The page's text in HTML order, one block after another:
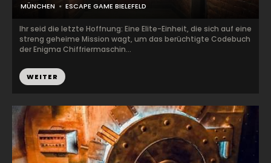
MÜNCHEN ESCAPE GAME BIELEFELD
Ihr seid die letzte Hoffnung: Eine Elite-Einheit, die sich auf eine
streng geheime Mission wagt, um das berüchtigte Codebuch
der Enigma Chiffriermaschin...
WEITER